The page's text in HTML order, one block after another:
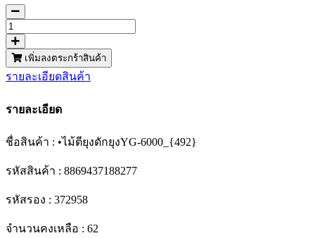
เพิ่มลงตระกร้าสินค้า
รายละเอียดสินค้า
รายละเอียด
ชื่อสินค้า : •ไม้ตียุงดักยุงYG-6000_{492}
รหัสสินค้า : 8869437188277
รหัสรอง : 372958
จำนวนคงเหลือ : 62